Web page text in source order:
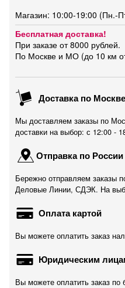
Магазин: 10:00-19:00 (Пн.-
Бесплатная доставка!
При заказе от 8000 рублей.
По Москве и МО (до 10 км
Доставка по
Мы доставляем заказы по
доставки на выбор: с 12:00 -
Отправка по России
Бережно отправляем заказы
Деловые Линии, СДЭК. На
Оплата картой
Вы можете оплатить заказ
Юридическим
Вы можете оплатить заказ по